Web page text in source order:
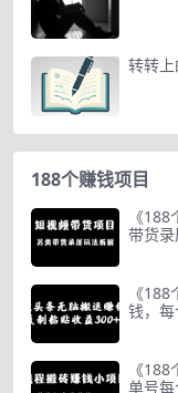
转转上
188个赚钱项目
《
带货
《
钱，
《
单号